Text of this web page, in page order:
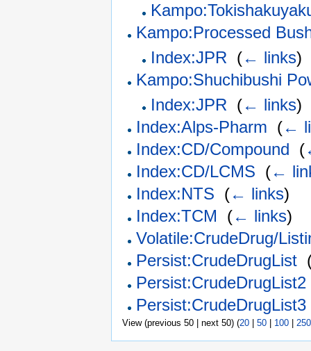
Kampo:Processed
Index:JPR (← links)
Kampo:Shuchibushi
Index:JPR (← links)
Index:Alps-Pharm (←
Index:CD/Compound (
Index:CD/LCMS (←
Index:NTS (← links)
Index:TCM
(← links)
Volatile:CrudeDrug/
Persist:CrudeDrugList
Persist:CrudeDrugList2
Persist:CrudeDrugList3
View (previous 50 | next 50) (20 50 100 250